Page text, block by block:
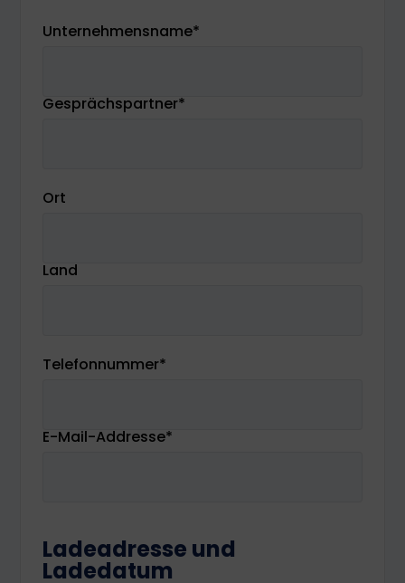
Unternehmensname*
Gesprächspartner*
Ort
Land
Telefonnummer*
E-Mail-Addresse*
Ladeadresse und
Ladedatum